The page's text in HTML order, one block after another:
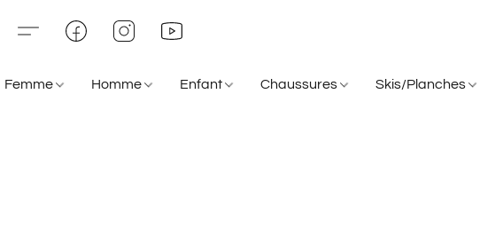
Femme Homme Enfant Chaussures Skis/Planches